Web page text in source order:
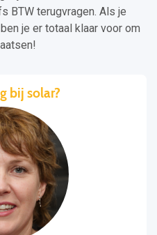
BTW terugvragen. Als je
je er totaal klaar voor om
bij solar?